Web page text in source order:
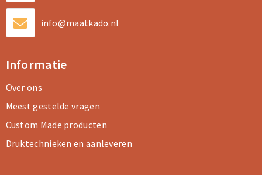
info@maatkado.nl
Informatie
Over ons
Meest gestelde vragen
Custom Made producten
Druktechnieken en aanleveren